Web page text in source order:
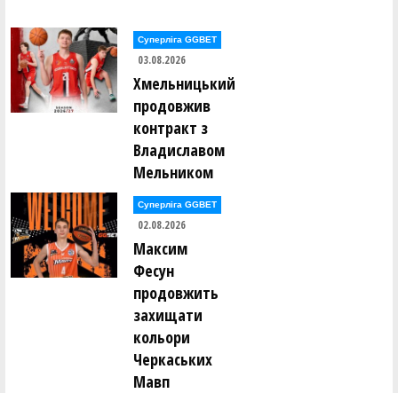
Сергій Ніколащенко ()
катерина Обоянська ()
Олег Овчаренко ()
Арніс Озолс ()
Ірина Олейник ()
Євгеній Ольховський ()
Валерія Опицько ()
Євгеній Орлов ()
Вадим Палюх ()
Ганна Панамарьова ()
Владислав Панасюк ()
Ксенія Панькіна ()
Ростислав Парнак ()
Вікторія Пасечник ()
Анатолій Пилипюк ()
Всеволод Пироженко ()
Денис Поворознюк ()
Суперліга GGBET
03.08.2026
Хмельницький
продовжив
контракт з
Владиславом
Мельником
Суперліга GGBET
02.08.2026
Максим
Фесун
продовжить
захищати
кольори
Черкаських
Мавп